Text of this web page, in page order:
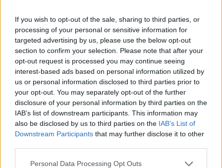
If you wish to opt-out of the sale, sharing to third parties, or
processing of your personal or sensitive information for
targeted advertising by us, please use the below opt-out
section to confirm your selection. Please note that after your
opt-out request is processed you may continue seeing
interest-based ads based on personal information utilized by
us or personal information disclosed to third parties prior to
your opt-out. You may separately opt-out of the further
disclosure of your personal information by third parties on the
IAB’s list of downstream participants. This information may
also be disclosed by us to third parties on the IAB’s List of
Downstream Participants that may further disclose it to other
Please note that this website/app uses one or more Google
Personal Data Processing Opt Outs
Meccs Center
Paris Saint-Germainvs